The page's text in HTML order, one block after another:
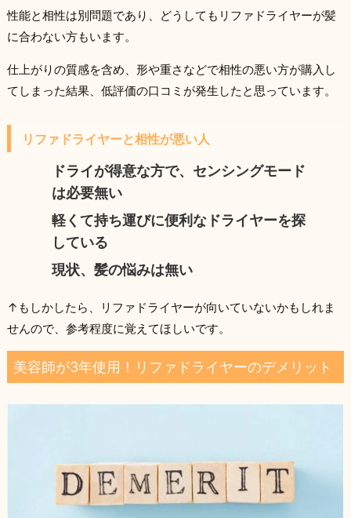
性能と相性は別問題であり、どうしてもリファドライヤーが髪
に合わない方もいます。
仕上がりの質感を含め、形や重さなどで相性の悪い方が購入し
てしまった結果、低評価の口コミが発生したと思っています。
リファドライヤーと相性が悪い人
ドライが得意な方で、センシングモード
は必要無い
軽くて持ち運びに便利なドライヤーを探
している
現状、髪の悩みは無い
↑もしかしたら、リファドライヤーが向いていないかもしれま
せんので、参考程度に覚えてほしいです。
美容師が3年使用！リファドライヤーのデメリット